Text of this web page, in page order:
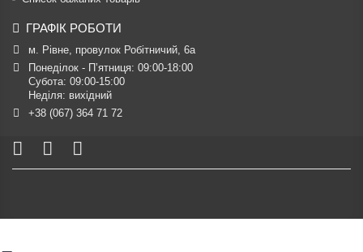
ГРАФІК РОБОТИ
м. Рівне, провулок Робітничий, 6а
Понеділок - П’ятниця: 09:00-18:00
Субота: 09:00-15:00
Неділя: вихідний
+38 (067) 364 71 72